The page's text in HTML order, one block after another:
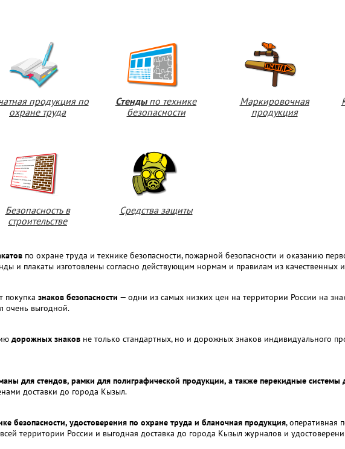
продукция по
охране труда
Стендыпо технике
безопасности
Маркировочная
продукция
Безопасность в
строительстве
Средства защиты
по охране труда и технике безопасности, пожарной безопасности и оказанию
и плакаты изготовлены согласно действующим нормам и правилам из качественных
покупка знаков безопасности — одни из самых низких цен на территории России на
очень выгодной.
дорожных знаков не только стандартных, но и дорожных знаков индивидуального
для стендов, рамки для полиграфической продукции, а также перекидные системы
доставки до города Кызыл.
безопасности, удостоверения по охране труда и бланочная продукция, оперативная
территории России и выгодная доставка до города Кызыл журналов и